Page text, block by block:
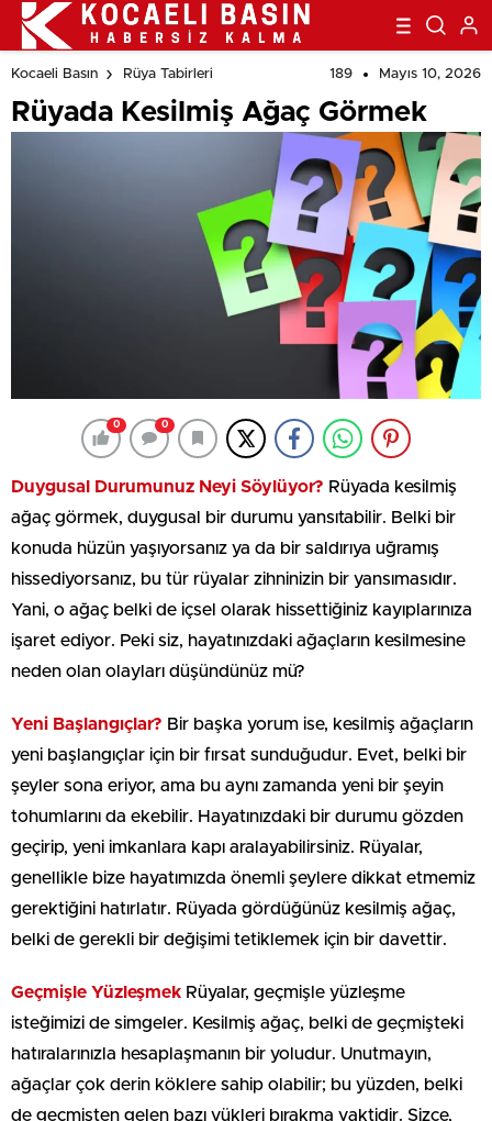
Kocaeli Basın Rüya Tabirleri 189 Mayıs 10, 2026
Rüyada Kesilmiş Ağaç Görmek
0 0
Duygusal Durumunuz Neyi Söylüyor? Rüyada kesilmiş
ağaç görmek, duygusal bir durumu yansıtabilir. Belki bir
konuda hüzün yaşıyorsanız ya da bir saldırıya uğramış
hissediyorsanız, bu tür rüyalar zihninizin bir yansımasıdır.
Yani, o ağaç belki de içsel olarak hissettiğiniz kayıplarınıza
işaret ediyor. Peki siz, hayatınızdaki ağaçların kesilmesine
neden olan olayları düşündünüz mü?
Yeni Başlangıçlar? Bir başka yorum ise, kesilmiş ağaçların
yeni başlangıçlar için bir fırsat sunduğudur. Evet, belki bir
şeyler sona eriyor, ama bu aynı zamanda yeni bir şeyin
tohumlarını da ekebilir. Hayatınızdaki bir durumu gözden
geçirip, yeni imkanlara kapı aralayabilirsiniz. Rüyalar,
genellikle bize hayatımızda önemli şeylere dikkat etmemiz
gerektiğini hatırlatır. Rüyada gördüğünüz kesilmiş ağaç,
belki de gerekli bir değişimi tetiklemek için bir davettir.
Geçmişle Yüzleşmek Rüyalar, geçmişle yüzleşme
isteğimizi de simgeler. Kesilmiş ağaç, belki de geçmişteki
hatıralarınızla hesaplaşmanın bir yoludur. Unutmayın,
ağaçlar çok derin köklere sahip olabilir; bu yüzden, belki
de geçmişten gelen bazı yükleri bırakma vaktidir. Sizce,